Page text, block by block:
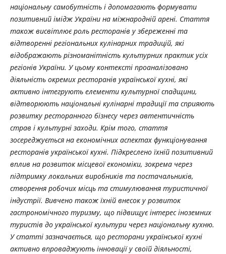
національну самобутність і допомагають формувати
позитивний імідж України на міжнародній арені. Стаття
також висвітлює роль ресторанів у збереженні та
відтворенні регіональних кулінарних традицій, які
відображають різноманітність культурних практик усіх
регіонів України. У цьому контексті проаналізовано
діяльність окремих ресторанів української кухні, які
активно інтегрують елементи культурної спадщини,
відтворюють національні кулінарні традиції та сприяють
розвитку ресторанного бізнесу через автентичність
страв і культурні заходи. Крім того, стаття
зосереджується на економічних аспектах функціонування
ресторанів української кухні. Підкреслено їхній позитивний
вплив на розвиток місцевої економіки, зокрема через
підтримку локальних виробників та постачальників,
створення робочих місць та стимулювання туристичної
індустрії. Вивчено також їхній внесок у розвиток
гастрономічного туризму, що підвищує інтерес іноземних
туристів до української культури через національну кухню.
У статті зазначається, що ресторани української кухні
активно впроваджують інновації у своїй діяльності,